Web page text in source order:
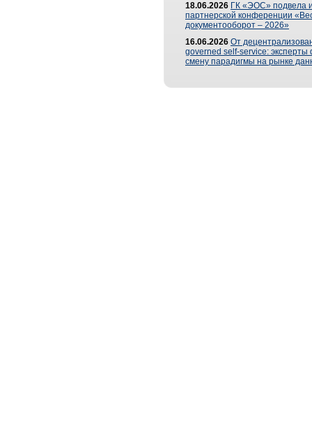
18.06.2026 ГК «ЭОС» подвела
партнерской конференции
документооборот – 2026»
16.06.2026 От
governed self-service: эксперты
смену парадигмы на рынке